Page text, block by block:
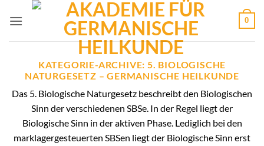
Inhalt
0
KATEGORIE-ARCHIVE: 5. BIOLOGISCHE
NATURGESETZ – GERMANISCHE HEILKUNDE
Das 5. Biologische Naturgesetz beschreibt den Biologischen
Sinn der verschiedenen SBSe. In der Regel liegt der
Biologische Sinn in der aktiven Phase. Lediglich bei den
marklagergesteuerten SBSen liegt der Biologische Sinn erst